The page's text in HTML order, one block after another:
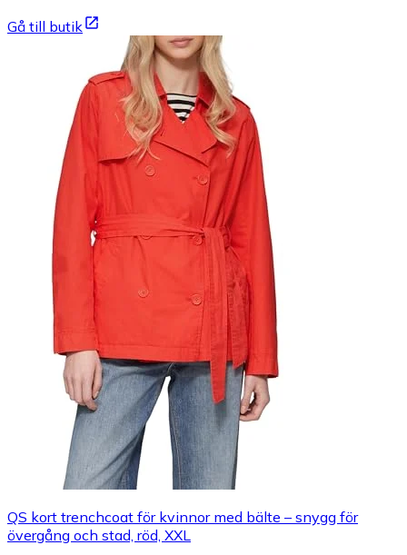
Gå till butik
QS kort trenchcoat för kvinnor med bälte – snygg för
övergång och stad, röd, XXL